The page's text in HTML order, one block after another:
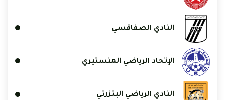
النادي الصفاقسي
الإتحاد الرياضي المنستيري
النادي الرياضي البنزرتي